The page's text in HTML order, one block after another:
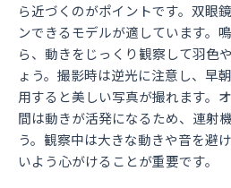
ら近づくのがポイントです。双眼
ンできるモデルが適しています。
ら、動きをじっくり観察して羽色
ょう。撮影時は逆光に注意し、早
用すると美しい写真が撮れます。
間は動きが活発になるため、連射
う。観察中は大きな動きや音を避
いよう心がけることが重要です。